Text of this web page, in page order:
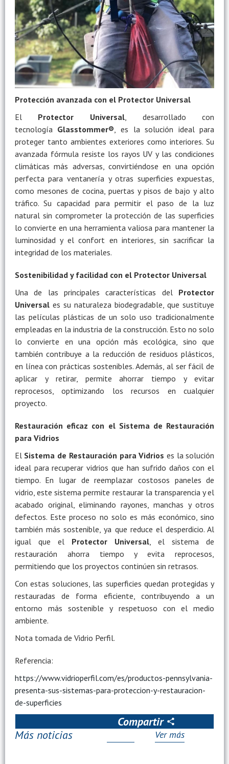
Protección avanzada con el Protector Universal
El Protector Universal, desarrollado con
tecnología Glasstommer®, es la solución ideal para
proteger tanto ambientes exteriores como interiores. Su
avanzada fórmula resiste los rayos UV y las condiciones
climáticas más adversas, convirtiéndose en una opción
perfecta para ventanería y otras superficies expuestas,
como mesones de cocina, puertas y pisos de bajo y alto
tráfico. Su capacidad para permitir el paso de la luz
natural sin comprometer la protección de las superficies
lo convierte en una herramienta valiosa para mantener la
luminosidad y el confort en interiores, sin sacrificar la
integridad de los materiales.
Sostenibilidad y facilidad con el Protector Universal
Una de las principales características del Protector
Universales su naturaleza biodegradable, que sustituye
las películas plásticas de un solo uso tradicionalmente
empleadas en la industria de la construcción. Esto no solo
lo convierte en una opción más ecológica, sino que
también contribuye a la reducción de residuos plásticos,
en línea con prácticas sostenibles. Además, al ser fácil de
aplicar y retirar, permite ahorrar tiempo y evitar
reprocesos, optimizando los recursos en cualquier
proyecto.
Restauración eficaz con el Sistema de Restauración
para Vidrios
El Sistema de Restauración para Vidrios es la solución
ideal para recuperar vidrios que han sufrido daños con el
tiempo. En lugar de reemplazar costosos paneles de
vidrio, este sistema permite restaurar la transparencia y el
acabado original, eliminando rayones, manchas y otros
defectos. Este proceso no solo es más económico, sino
también más sostenible, ya que reduce el desperdicio. Al
igual que el Protector Universal, el sistema de
restauración ahorra tiempo y evita reprocesos,
permitiendo que los proyectos continúen sin retrasos.
Con estas soluciones, las superficies quedan protegidas y
restauradas de forma eficiente, contribuyendo a un
entorno más sostenible y respetuoso con el medio
ambiente.
Nota tomada de Vidrio Perfil.
Referencia:
https://www.vidrioperfil.com/es/productos-pennsylvania-
presenta-sus-sistemas-para-proteccion-y-restauracion-
de-superficies
Compartir
Más noticias
Ver más